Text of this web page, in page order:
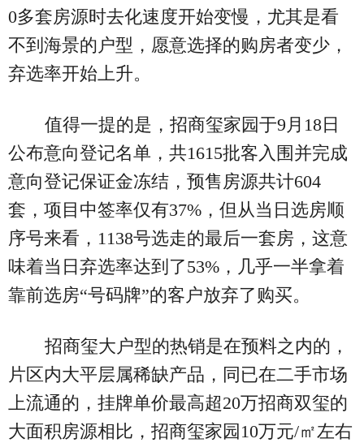
0多套房源时去化速度开始变慢，尤其是看
不到海景的户型，愿意选择的购房者变少，
弃选率开始上升。
值得一提的是，招商玺家园于9月18日
公布意向登记名单，共1615批客入围并完成
意向登记保证金冻结，预售房源共计604
套，项目中签率仅有37%，但从当日选房顺
序号来看，1138号选走的最后一套房，这意
味着当日弃选率达到了53%，几乎一半拿着
靠前选房“号码牌”的客户放弃了购买。
招商玺大户型的热销是在预料之内的，
片区内大平层属稀缺产品，同已在二手市场
上流通的，挂牌单价最高超20万招商双玺的
大面积房源相比，招商玺家园10万元/㎡左右